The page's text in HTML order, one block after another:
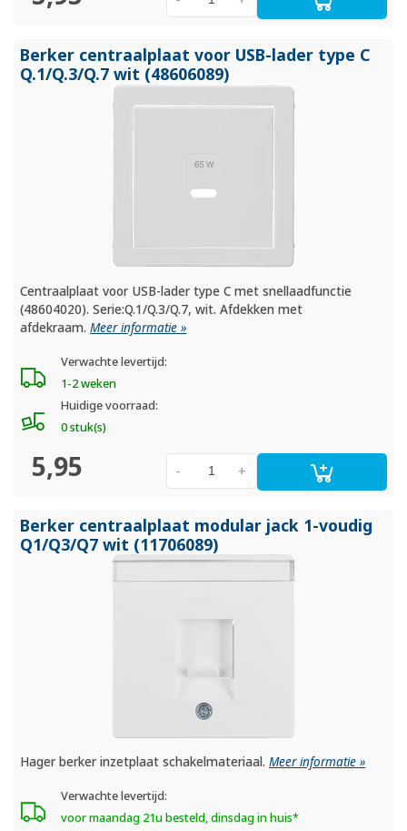
Berker centraalplaat voor USB-lader type C
Q.1/Q.3/Q.7 wit (48606089)
Centraalplaat voor USB-lader type C met snellaadfunctie
(48604020). Serie:Q.1/Q.3/Q.7, wit. Afdekken met
afdekraam.Meer informatie »
Verwachte levertijd:
1-2 weken
Huidige voorraad:
0 stuk(s)
5,95 +
-
Berker centraalplaat modular jack 1-voudig
Q1/Q3/Q7 wit (11706089)
Hager berker inzetplaat schakelmateriaal.Meer informatie »
Verwachte levertijd:
voor maandag 21u besteld, dinsdag in huis*